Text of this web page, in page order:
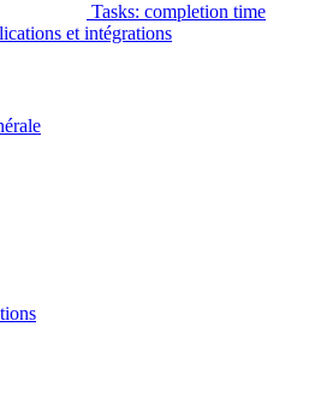
Tasks: completion time
et intégrations